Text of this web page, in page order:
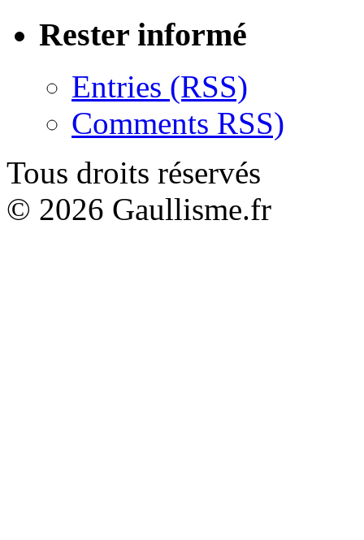
Rester informé
Entries (RSS)
Comments RSS)
Tous droits réservés
© 2026 Gaullisme.fr